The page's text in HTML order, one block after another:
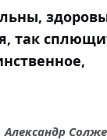
так
Александр